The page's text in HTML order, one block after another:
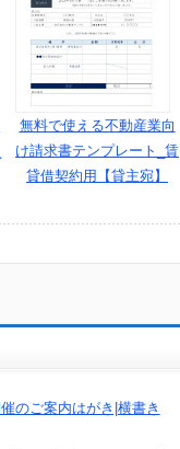
無料で使える不動産業向
け請求書テンプレート_賃
貸借契約用【貸主宛】
のご案内はがき|横書き